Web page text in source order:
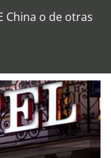
China o de otras